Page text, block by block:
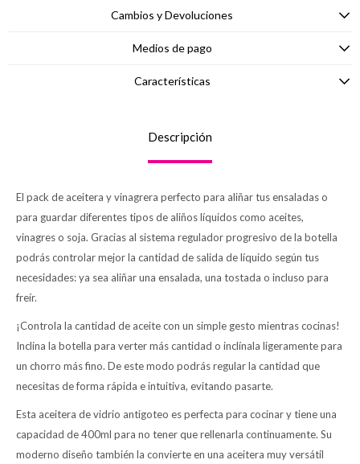
Cambios y Devoluciones
Medios de pago
Características
Descripción
El pack de aceitera y vinagrera perfecto para aliñar tus ensaladas o
para guardar diferentes tipos de aliños líquidos como aceites,
vinagres o soja. Gracias al sistema regulador progresivo de la botella
podrás controlar mejor la cantidad de salida de líquido según tus
necesidades: ya sea aliñar una ensalada, una tostada o incluso para
freír.
¡Controla la cantidad de aceite con un simple gesto mientras cocinas!
Inclina la botella para verter más cantidad o inclínala ligeramente para
un chorro más fino. De este modo podrás regular la cantidad que
necesitas de forma rápida e intuitiva, evitando pasarte.
Esta aceitera de vidrio antigoteo es perfecta para cocinar y tiene una
capacidad de 400ml para no tener que rellenarla continuamente. Su
moderno diseño también la convierte en una aceitera muy versátil